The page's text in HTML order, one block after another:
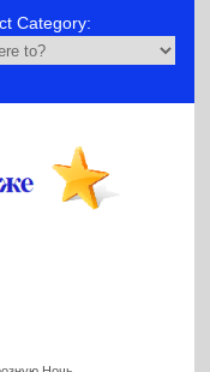
Category: